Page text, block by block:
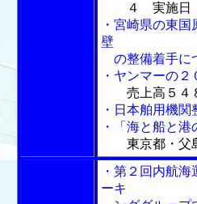
４ 実施日
・宮崎県の東
壁
の整備着手に
・ヤンマーの
売上高５４
・日本舶用機
・「海と船と
東京都・
・第２回内航
ーキ